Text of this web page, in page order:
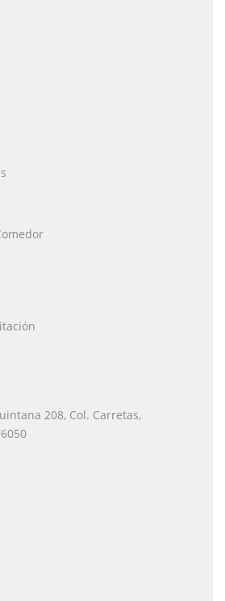
208, Col. Carretas,